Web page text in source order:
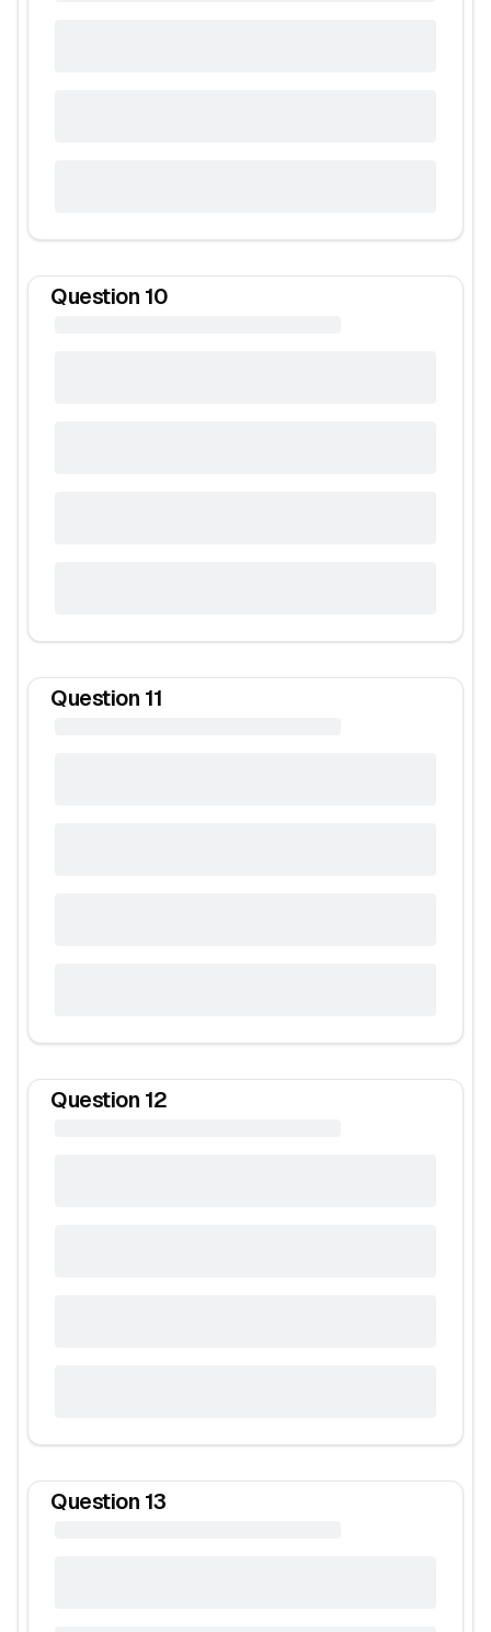
Question 10
Question 11
Question 12
Question 13